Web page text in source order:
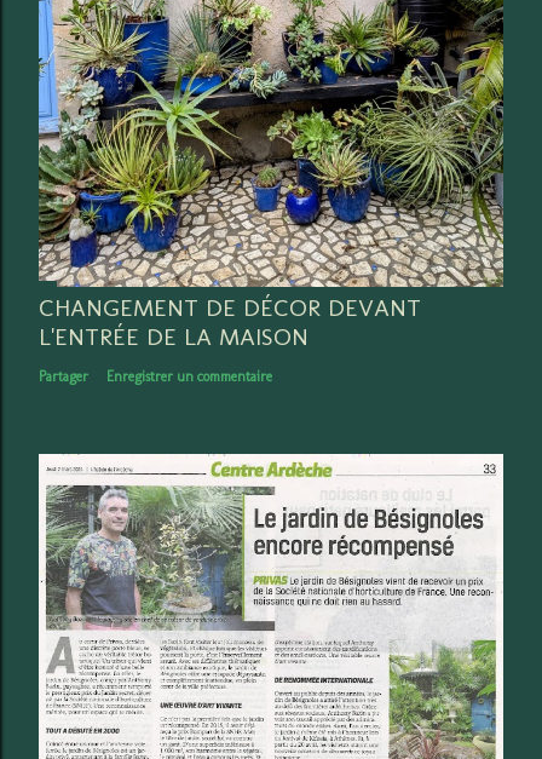
CHANGEMENT DE DÉCOR DEVANT
L'ENTRÉE DE LA MAISON
Partager Enregistrer un commentaire